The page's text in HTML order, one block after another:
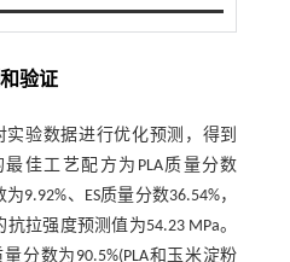
验证
实验数据进行优化预测，得到
佳工艺配方为PLA质量分数
9.92%、ES质量分数36.54%，
拉强度预测值为54.23 MPa。
分数为90.5%(PLA和玉米淀粉